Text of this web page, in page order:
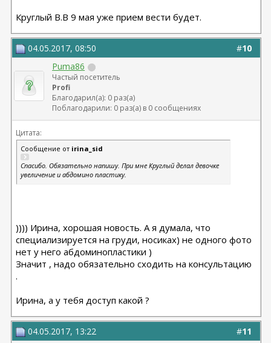
Круглый В.В 9 мая уже прием вести будет.
#10
04.05.2017, 08:50
Puma86
Частый посетитель
Profi
Благодарил(а): 0 раз(а)
Поблагодарили: 0 раз(а) в 0 сообщениях
Цитата:
Сообщение от irina_sid
Спасибо. Обязательно напишу. При мне Круглый делал девочке
увеличение и абдомино пластику.
)))) Ирина, хорошая новость. А я думала, что
специализируется на груди, носиках) не одного фото
нет у него абдоминопластики )
Значит , надо обязательно сходить на консультацию
.
Ирина, а у тебя доступ какой ?
#11
04.05.2017, 13:22